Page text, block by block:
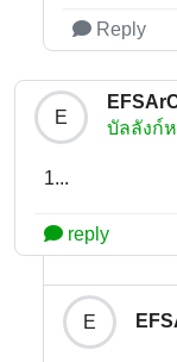
Reply
E
บัลลังก์
1...
reply
E